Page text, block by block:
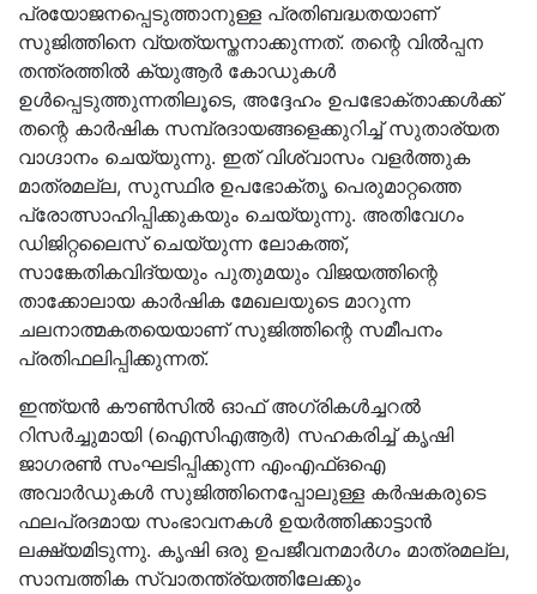
പ്രയോജനപ്പെടുത്താനുള്ള പ്രതിബദ്ധതയാണ്
സുജിത്തിനെ വ്യത്യസ്തനാക്കുന്നത്. തന്റെ വിൽപ്പന
തന്ത്രത്തിൽ ക്യുആർ കോഡുകൾ
ഉൾപ്പെടുത്തുന്നതിലൂടെ, അദ്ദേഹം ഉപഭോക്താക്കൾക്ക്
തന്റെ കാർഷിക സമ്പ്രദായങ്ങളെക്കുറിച്ച് സുതാര്യത
വാഗ്ദാനം ചെയ്യുന്നു. ഇത് വിശ്വാസം വളർത്തുക
മാത്രമല്ല, സുസ്ഥിര ഉപഭോക്തൃ പെരുമാറ്റത്തെ
പ്രോത്സാഹിപ്പിക്കുകയും ചെയ്യുന്നു. അതിവേഗം
ഡിജിറ്റലൈസ് ചെയ്യുന്ന ലോകത്ത്,
സാങ്കേതികവിദ്യയും പുതുമയും വിജയത്തിന്റെ
താക്കോലായ കാർഷിക മേഖലയുടെ മാറുന്ന
ചലനാത്മകതയെയാണ് സുജിത്തിന്റെ സമീപനം
പ്രതിഫലിപ്പിക്കുന്നത്.
ഇന്ത്യൻ കൗൺസിൽ ഓഫ് അഗ്രികൾച്ചറൽ
റിസർച്ചുമായി (ഐസിഎആർ) സഹകരിച്ച് കൃഷി
ജാഗരൺ സംഘടിപ്പിക്കുന്ന എംഎഫ്ഒഐ
അവാർഡുകൾ സുജിത്തിനെപ്പോലുള്ള കർഷകരുടെ
ഫലപ്രദമായ സംഭാവനകൾ ഉയർത്തിക്കാട്ടാൻ
ലക്ഷ്യമിടുന്നു. കൃഷി ഒരു ഉപജീവനമാർഗം മാത്രമല്ല,
സാമ്പത്തിക സ്വാതന്ത്ര്യത്തിലേക്കും